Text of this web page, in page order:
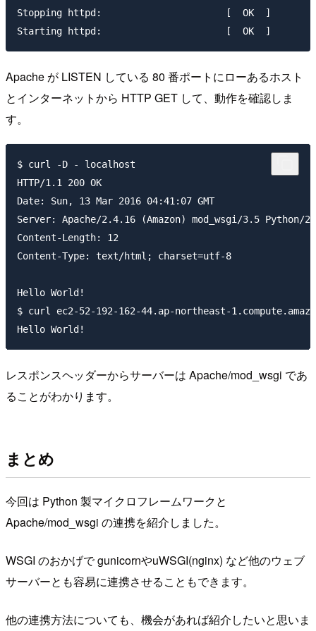
Stopping httpd:                      [  OK  ]
Apache が LISTEN している 80 番ポートにローあるホスト
とインターネットから HTTP GET して、動作を確認しま
す。
$ curl -D - localhost
HTTP/1.1 200 OK
Date: Sun, 13 Mar 2016 04:41:07 GMT
Server: Apache/2.4.16 (Amazon) mod_wsgi/3.5 Python/
Content-Length: 12
Content-Type: text/html; charset=utf-8
Hello World!
$ curl ec2-52-192-162-44.ap-northeast-
レスポンスヘッダーからサーバーは Apache/mod_wsgi であ
ることがわかります。
まとめ
今回は Python 製マイクロフレームワークと
Apache/mod_wsgi の連携を紹介しました。
WSGI のおかげで gunicornやuWSGI(nginx) など他のウェブ
サーバーとも容易に連携させることもできます。
他の連携方法についても、機会があれば紹介したいと思いま